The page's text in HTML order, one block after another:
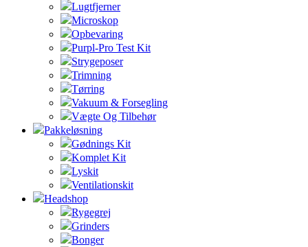
Lugtfjerner
Microskop
Opbevaring
Purpl-Pro Test Kit
Strygeposer
Trimning
Tørring
Vakuum & Forsegling
Vægte Og Tilbehør
Pakkeløsning
Gødnings Kit
Komplet Kit
Lyskit
Ventilationskit
Headshop
Rygegrej
Grinders
Bonger